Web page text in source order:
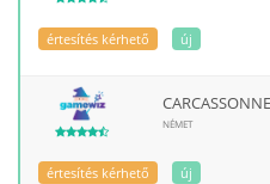
értesítés kérhető új
NÉMET
értesítés kérhető új